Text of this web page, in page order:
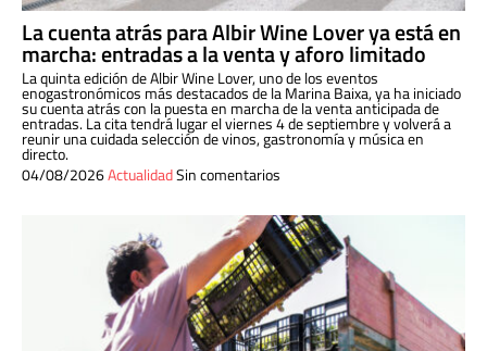
La cuenta atrás para Albir Wine Lover ya está en
marcha: entradas a la venta y aforo limitado
La quinta edición de Albir Wine Lover, uno de los eventos
enogastronómicos más destacados de la Marina Baixa, ya ha iniciado
su cuenta atrás con la puesta en marcha de la venta anticipada de
entradas. La cita tendrá lugar el viernes 4 de septiembre y volverá a
reunir una cuidada selección de vinos, gastronomía y música en
directo.
04/08/2026ActualidadSin comentarios